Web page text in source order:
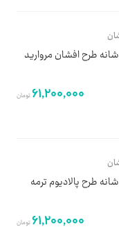
فرش ماشینی 1200 شانه طرح افشان مروارید
61,200,000تومان
61,200,000تومان